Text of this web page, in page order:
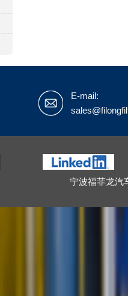
E-mail:
宁波福菲龙汽